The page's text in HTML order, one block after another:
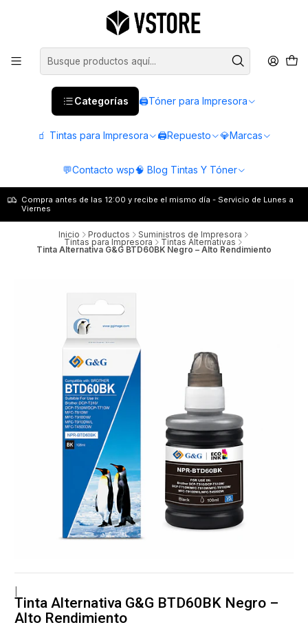
Categorías 🖨️Tóner para Impresora
🧃 Tintas para Impresora 🖨️Repuesto 💎Marcas
💬Contacto wsp🧠 Blog Tintas Y Tóner
Compra antes de las 12:00 y recibe el mismo día - Servicio de Lunes a
Viernes
Inicio Productos Suministros de Impresora
Tintas para Impresora Tintas Alternativas
Tinta Alternativa G&G BTD60BK Negro – Alto Rendimiento
Tinta Alternativa G&G BTD60BK Negro –
Alto Rendimiento